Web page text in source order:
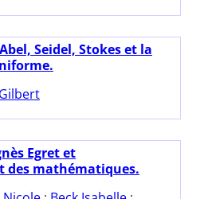
Seidel, Stokes et la
Egret et
des mathématiques.